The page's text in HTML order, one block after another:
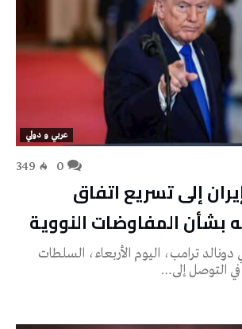
عربي و دولي
349
إلى تسريع اتفاق
بشأن المفاوضات النووية
ترامب، اليوم الأربعاء، السلطات
في التوصل إلى…